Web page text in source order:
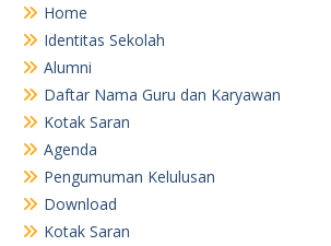
Home
Identitas Sekolah
Alumni
Daftar Nama Guru dan Karyawan
Kotak Saran
Agenda
Pengumuman Kelulusan
Download
Kotak Saran